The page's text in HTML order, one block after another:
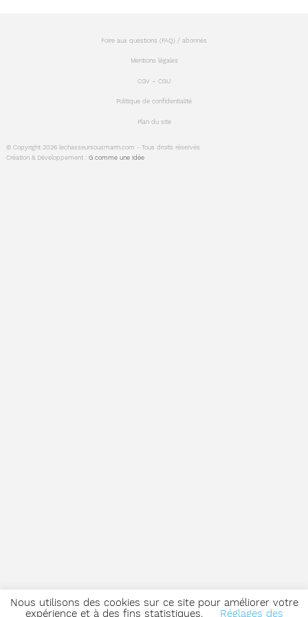
© Copyright 2026 lechasseursousmarin.com - Tous droits réservés
Création & Développement :G comme une idée
Foire aux questions (FAQ) / abonnés
Mentions légales
CGV – CGU
Politique de confidentialité
Plan du site
Nous utilisons des cookies sur ce site pour améliorer votre
expérience et à des fins statistiques.
Réglages des